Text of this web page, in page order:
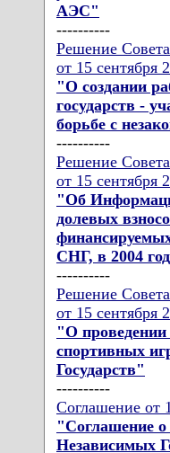
АЭС"
----------
Решение
от 15 сентября
"О создании
государств -
борьбе с
----------
Решение
от 15 сентября
"Об
долевых
СНГ, в 2004
----------
Решение
от 15 сентября
"О проведении
спортивных
Государств"
----------
Соглашение от
"Соглашение о
Независимых